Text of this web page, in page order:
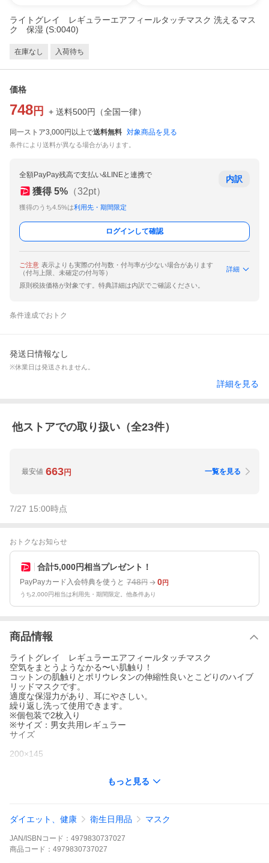
ライトグレイ レギュラーエアフィールタッチマスク 洗えるマス
ク 保湿 (S:0040)
在庫なし 入荷待ち
価格
748 円 + 送料500円 （全国一律）
同一ストア3,000円以上で送料無料 対象商品を見る
条件により送料が異なる場合があります。
全額PayPay残高で支払い&LINEと連携で
獲得 5% （32pt）
獲得のうち4.5%は利用先・期間限定
内訳
ログインして確認
ご注意 表示よりも実際の付与数・付与率が少ない場合があります
（付与上限、未確定の付与等）
詳細
原則税抜価格が対象です。特典詳細は内訳でご確認ください。
条件達成でおトク
発送日情報なし
※休業日は発送されません。
詳細を見る
他ストアでの取り扱い（全23件）
最安値 663円 一覧を見る
7/27 15:00時点
おトクなお知らせ
合計5,000円相当プレゼント！
PayPayカード入会特典を使うと 748円 0円
うち2,000円相当は利用先・期間限定。他条件あり
商品情報
ライトグレイ レギュラーエアフィールタッチマスク
空気をまとうようなかる〜い肌触り！
コットンの肌触りとポリウレタンの伸縮性良いとこどりのハイブ
リッドマスクです。
適度な保湿力があり、耳にやさしい。
繰り返し洗って使用できます。
※個包装で2枚入り
※サイズ：男女共用レギュラー
サイズ
200×145
側で品切れ・販売終了の際は、ご注文をキャンセルさせていただ
※複数の商品を一つの買い物カゴでご注文いただいた場合、最後
に発売される商品の入荷を待ってから、すべての商品が揃い次第
もっと見る
ダイエット、健康 衛生日用品 マスク
JAN/ISBNコード： 4979830737027
商品 コード： 4979830737027